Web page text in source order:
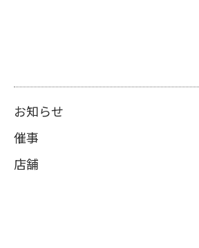
お知らせ
催事
店舗